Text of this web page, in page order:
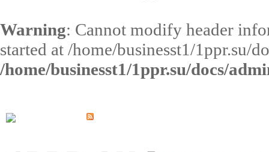
Warning: Cannot modify header
started at /home/businesst1/1ppr.su/
/home/businesst1/1ppr.su/docs/